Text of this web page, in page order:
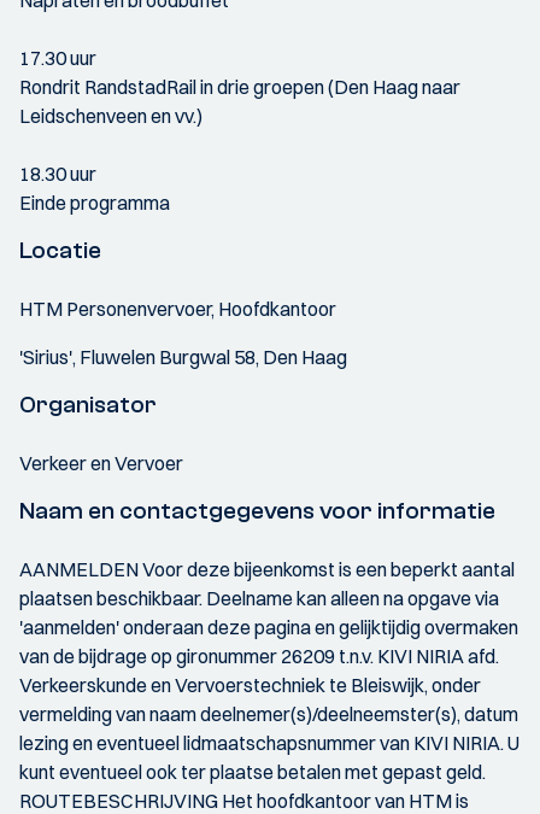
17.30 uur
Rondrit RandstadRail in drie groepen (Den Haag naar
Leidschenveen en vv.)
18.30 uur
Einde programma
Locatie
HTM Personenvervoer, Hoofdkantoor
'Sirius', Fluwelen Burgwal 58, Den Haag
Organisator
Verkeer en Vervoer
Naam en contactgegevens voor informatie
AANMELDEN Voor deze bijeenkomst is een beperkt aantal
plaatsen beschikbaar. Deelname kan alleen na opgave via
'aanmelden' onderaan deze pagina en gelijktijdig overmaken
van de bijdrage op gironummer 26209 t.n.v. KIVI NIRIA afd.
Verkeerskunde en Vervoerstechniek te Bleiswijk, onder
vermelding van naam deelnemer(s)/deelneemster(s), datum
lezing en eventueel lidmaatschapsnummer van KIVI NIRIA. U
kunt eventueel ook ter plaatse betalen met gepast geld.
ROUTEBESCHRIJVING Het hoofdkantoor van HTM is